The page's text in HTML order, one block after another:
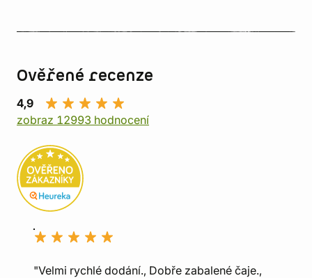
Ověřené recenze
4,9
zobraz 12993 hodnocení
"Velmi rychlé dodání., Dobře zabalené čaje.,